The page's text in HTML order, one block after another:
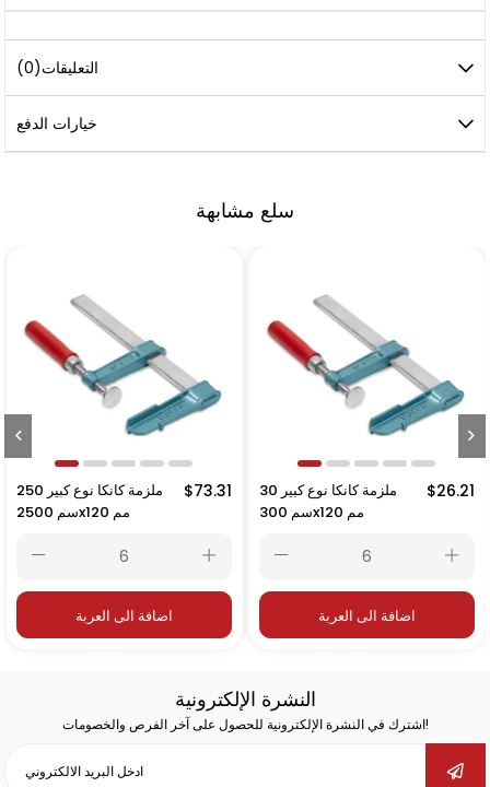
التعليقات(0)
خيارات الدفع
سلع مشابهة
ملزمة كانكا نوع كبير 250
سم 2500x120 مم
$73.31
اضافة الى العربة
ملزمة كانكا نوع كبير 30
سم 300x120 مم
$26.21
اضافة الى العربة
النشرة الإلكترونية
اشترك في النشرة الإلكترونية للحصول على آخر الفرص والخصومات!